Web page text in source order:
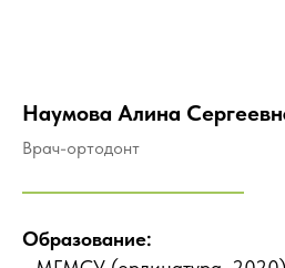
Наумова Алина
Врач-ортодонт
Образование: